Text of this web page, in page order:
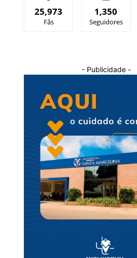
25,973
Fãs
1,350
Seguidores
- Publicidade -